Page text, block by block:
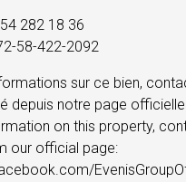
282 18 36
58-422-2092
sur ce bien,
depuis notre page
on this property,
our official page: